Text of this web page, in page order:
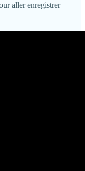
aller enregistrer